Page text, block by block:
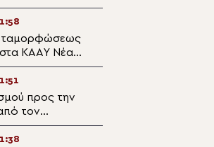
Μαρτσούκο
Απιδέας
ΚΑΑΥ Νέας
προς την
τον
στη